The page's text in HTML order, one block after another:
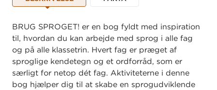
BRUG SPROGET! er en bog fyldt med inspiration
til, hvordan du kan arbejde med sprog i alle fag
og på alle klassetrin. Hvert fag er præget af
sproglige kendetegn og et ordforråd, som er
særligt for netop dét fag. Aktiviteterne i denne
bog hjælper dig til at skabe en sprogudviklende